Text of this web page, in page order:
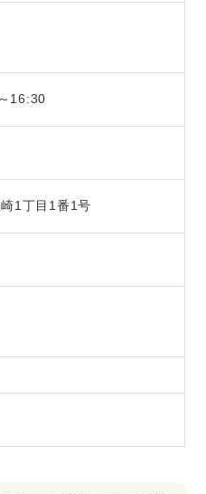
16:30
1丁目1番1号